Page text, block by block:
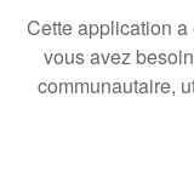
Cette application
vous avez
communautaire,